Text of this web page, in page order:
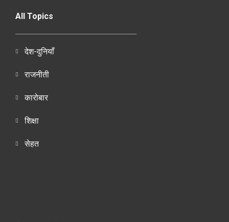
All Topics
देश-दुनियाँ
राजनीती
कारोबार
शिक्षा
सेहत